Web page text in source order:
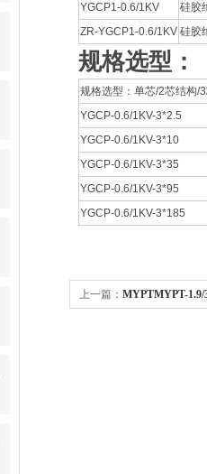
YGCP1-0.6/1KV
硅胶
ZR-YGCP1-0.6/1KV 硅胶
规格选型：
规格选型：单芯/2芯结
YGCP-0.6/1KV-3*2.5
YGCP-0.6/1KV-3*10
YGCP-0.6/1KV-3*35
YGCP-0.6/1KV-3*95
YGCP-0.6/1KV-3*185
上一篇： MYPTMYPT-1.9/